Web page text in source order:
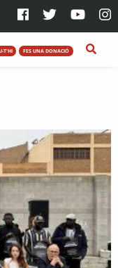
T'HI FES UNA DONACIÓ